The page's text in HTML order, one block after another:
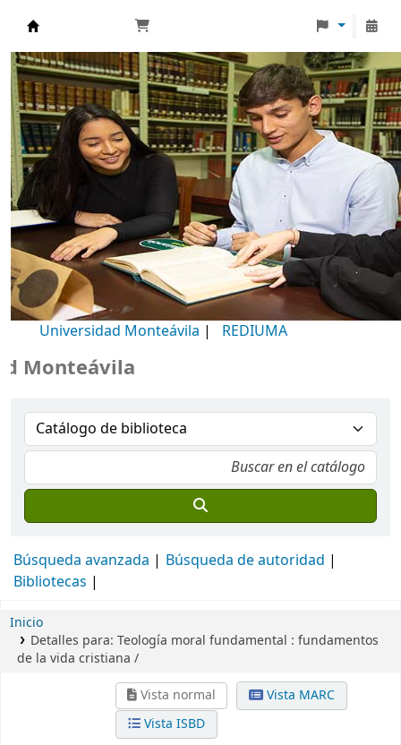
Biblioteca Universidad Monteávila
Universidad Monteávila | REDIUMA
Búsqueda avanzada
Búsqueda de autoridad
Bibliotecas
Inicio
Detalles para: Teología moral fundamental : fundamentos
de la vida cristiana /
Vista normal
Vista MARC
Vista ISBD